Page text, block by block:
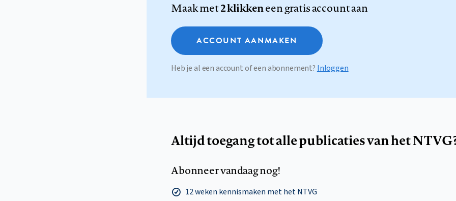
Maak met2 klikkeneen gratis account aan
ACCOUNT AANMAKEN
Heb je al een account of een abonnement? Inloggen
Altijd toegang tot alle publicaties van het
Abonneer vandaag nog!
12 weken kennismaken met het NTVG